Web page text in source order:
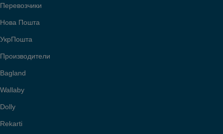
Перевозчики
Нова Пошта
УкрПошта
Производители
Bagland
Wallaby
Dolly
Rekarti